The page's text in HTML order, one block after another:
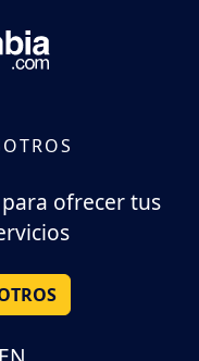
ofrecer tus